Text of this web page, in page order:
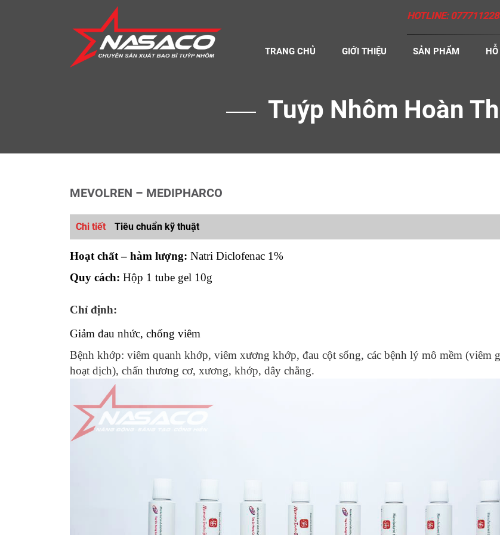
HOTLINE:
TRANG CHỦ GIỚI THIỆU SẢN PHẨM
Tuýp Nhôm Hoàn
MEVOLREN – MEDIPHARCO
Chi tiết Tiêu chuẩn kỹ thuật
Hoạt chất – hàm lượng: Natri Diclofenac 1%
Quy cách: Hộp 1 tube gel 10g
Chỉ định:
Giảm đau nhức, chống viêm
Bệnh khớp: viêm quanh khớp, viêm xương khớp, đau cột sống, các bệnh lý mô mềm (viêm
hoạt dịch), chấn thương cơ, xương, khớp, dây chằng.